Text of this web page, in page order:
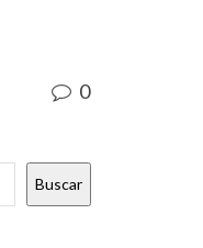
0
Buscar